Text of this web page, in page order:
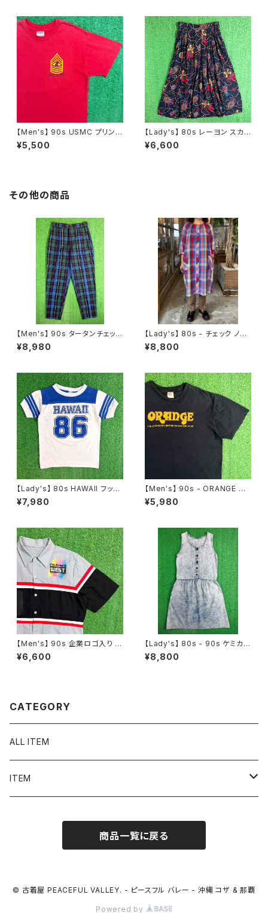
【Men's】 90s USMC プリント
Tシャツ / アメリカ製 USA製 9
0年代 ティーシャツ T-Shirt 古
¥5,500
【Lady's】 80s レーヨン スカ
ーフ柄 スカート / 80年代 古着
レディース 総柄 2266
¥6,600
その他の商品
【Men's】 90s タータンチェック
テーパード パンツ / 90年代 古
着 トラウザーパンツ チェックパ
¥8,980
【Lady's】 80s - チェック ノー
カラー シャツ ワンピース / アメ
リカ製 USA製 80年代 古着 レ
¥8,800
【Lady's】 80s HAWAII フット
ボール Tシャツ / 80年代 ティ
ーシャツ T-Short チビ ピチ ミ
¥7,980
【Men's】 90s - ORANGE ロ
ゴ Tシャツ / 90年代 ティーシャ
ツ T-Shirt ギター ギターアンプ
¥5,980
【Men's】 90s 企業ロゴ入り ワ
ークシャツ / アメリカ製 USA製
90年代 シャツ ワーク 古着 メン
¥6,600
【Lady's】 80s - 90s ケミカル
ウォッシュ ノースリーブ ワンピ
ース / 80年代 90年代 古着 ワ
¥8,800
CATEGORY
ALL ITEM
ITEM
シャツ／ブラウス
半袖シャツ / ブラウス
タンクトップ
商品一覧に戻る
© 古着屋 PEACEFUL VALLEY. - ピースフル バレー - 沖縄 コザ & 那覇
Powered by